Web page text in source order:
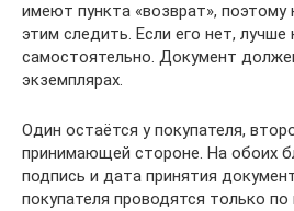
имеют пункта «возврат», поэтому
этим следить. Если его нет, лучше
самостоятельно. Документ
экземплярах.
Один остаётся у покупателя,
принимающей стороне. На обоих
подпись и дата принятия
покупателя проводятся только